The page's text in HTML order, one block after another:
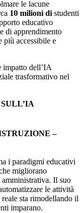
le lacune
10 milioni di studenti
educativo
di apprendimento
più accessibile e
impatto dell’IA
trasformativo nel
–
i paradigmi educativi
migliorano
amministrativa. Il suo
le attività
sta rimodellando il
imparano.